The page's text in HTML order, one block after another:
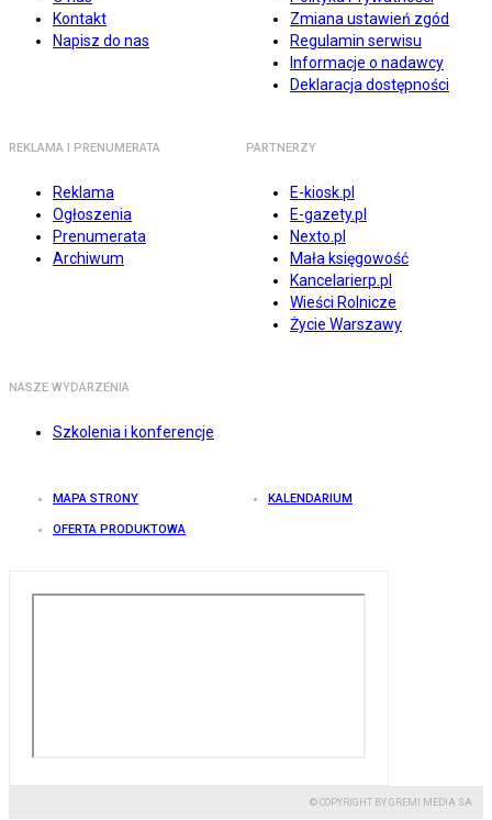
Kontakt
Napisz do nas
Zmiana ustawień zgód
Regulamin serwisu
Informacje o nadawcy
Deklaracja dostępności
REKLAMA I PRENUMERATA
Reklama
Ogłoszenia
Prenumerata
Archiwum
PARTNERZY
E-kiosk.pl
E-gazety.pl
Nexto.pl
Mała księgowość
Kancelarierp.pl
Wieści Rolnicze
Życie Warszawy
NASZE WYDARZENIA
Szkolenia i konferencje
MAPA STRONY KALENDARIUM
OFERTA PRODUKTOWA
© COPYRIGHT BY GREMI MEDIA SA